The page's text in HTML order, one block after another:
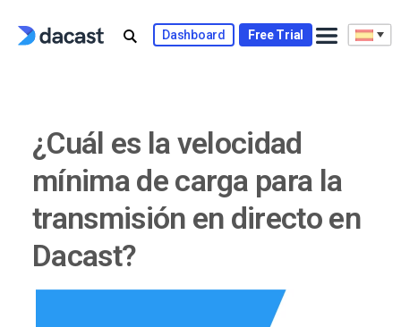
Dashboard Free Trial
¿Cuál es la velocidad
mínima de carga para la
transmisión en directo en
Dacast?